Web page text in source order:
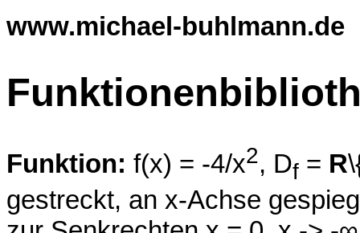
www.michael-buhlmann.de
Funktion: f(x) = -4/x2, Df = R
gestreckt, an x-Achse